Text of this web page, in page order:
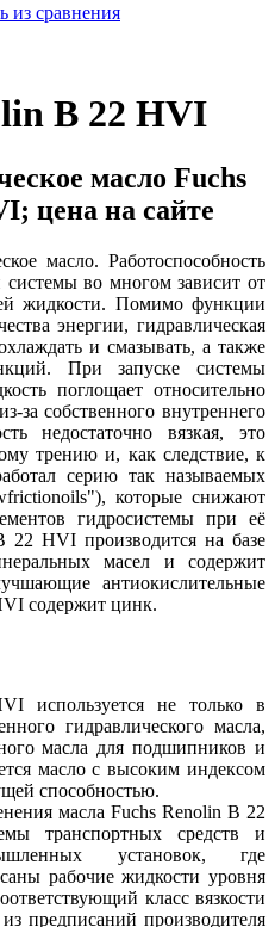
из сравнения
B 22 HVI
масло Fuchs
цена на сайте
масло. Работоспособность
системы во многом зависит от
жидкости. Помимо функции
энергии, гидравлическая
и смазывать, а также
При запуске системы
поглощает относительно
за собственного внутреннего
недостаточно вязкая, это
трению и, как следствие, к
серию так называемых
которые снижают
гидросистемы при её
22 HVI производится на базе
масел и содержит
антиокислительные
содержит цинк.
используется не только в
гидравлического масла,
масла для подшипников и
масло с высоким индексом
способностью.
масла Fuchs Renolin B 22
транспортных средств и
установок, где
рабочие жидкости уровня
класс вязкости
предписаний производителя